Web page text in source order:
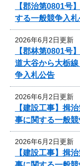
【郡治第0801号
する一般競争入
2026年6月2日更新
【郡林第0801号
道大谷から大栃
争入札公告
2026年6月2日更新
【建設工事】揖
事に関する一般
2026年6月2日更新
【建設工事】揖